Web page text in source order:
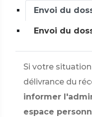
Envoi du
Envoi du
Si votre
délivrance du
informer
espace